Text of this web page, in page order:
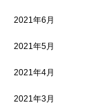
2021年6月
2021年5月
2021年4月
2021年3月